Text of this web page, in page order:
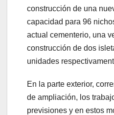
construcción de una
capacidad para 96
actual cementerio, una
construcción de dos
unidades
En la parte exterior,
de ampliación, los
previsiones y en estos